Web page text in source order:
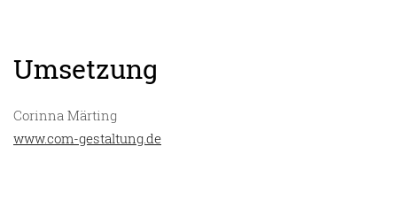
Umsetzung
Corinna Märting
www.com-gestaltung.de